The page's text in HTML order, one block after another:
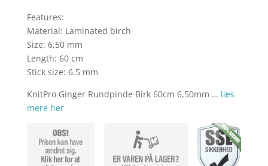
Features:
Material: Laminated birch
Size: 6,50 mm
Length: 60 cm
Stick size: 6.5 mm
KnitPro Ginger Rundpinde Birk 60cm 6,50mm … læs
mere her